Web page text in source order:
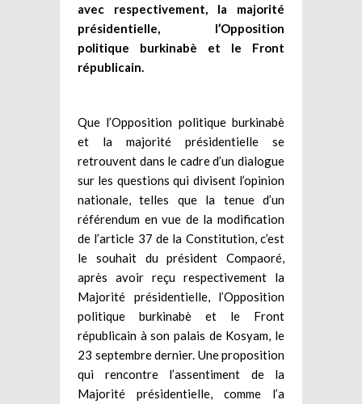
avec respectivement, la majorité
présidentielle, l’Opposition
politique burkinabè et le Front
républicain.
Que l’Opposition politique burkinabè
et la majorité présidentielle se
retrouvent dans le cadre d’un dialogue
sur les questions qui divisent l’opinion
nationale, telles que la tenue d’un
référendum en vue de la modification
de l’article 37 de la Constitution, c’est
le souhait du président Compaoré,
après avoir reçu respectivement la
Majorité présidentielle, l’Opposition
politique burkinabè et le Front
républicain à son palais de Kosyam, le
23 septembre dernier. Une proposition
qui rencontre l’assentiment de la
Majorité présidentielle, comme l’a